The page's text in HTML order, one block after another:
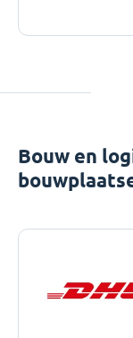
Bouw en